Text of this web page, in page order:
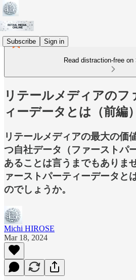
Subscribe Sign in
Read distraction-free
リテールメディアのフ
ィーデータとは（前編）
リテールメディアの最大の価
つ自社データ（ファーストパ
あることは言うまでもありま
ァーストパーティーデータと
のでしょうか。
Michi HIROSE
Mar 18, 2024